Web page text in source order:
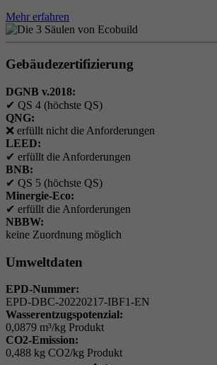
Mehr erfahren
Gebäudezertifizierung
DGNB v.2018:
✔ QS 4 (höchste QS)
QNG:
❌ erfüllt nicht die Anforderungen
LEED:
✔ erfüllt die Anforderungen
BNB:
✔ QS 5 (höchste QS)
Minergie-Eco:
✔ erfüllt die Anforderungen
NBBW:
keine Zuordnung möglich
Umweltdaten
EPD-Nummer:
EPD-DBC-20220217-IBF1-EN
Wasserentzugspotenzial:
0,0879 m³/kg Produkt
CO2-Emission:
0,488 kg CO2/kg Produkt